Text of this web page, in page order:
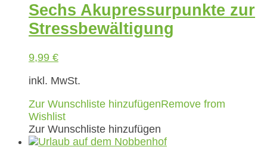
Sechs Akupressurpunkte zur
Stressbewältigung
9,99 €
inkl. MwSt.
Zur Wunschliste hinzufügenRemove from
Wishlist
Zur Wunschliste hinzufügen